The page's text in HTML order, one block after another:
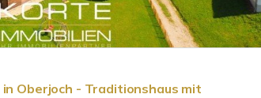
Oberjoch - Traditionshaus mit